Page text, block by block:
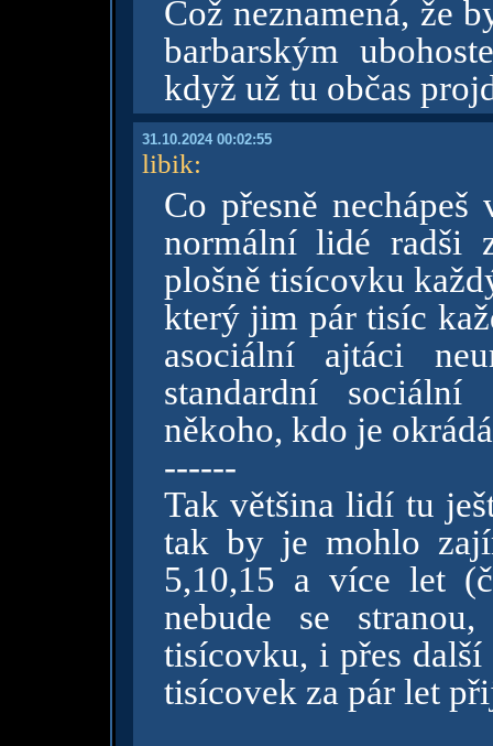
Což neznamená, že
barbarským
když už tu občas
31.10.2024 00:02:55
libik:
Co přesně
normální lidé radši
plošně tisícovku
který jim pár tisíc
asociální ajtáci
standardní
někoho, kdo je
------
Tak většina lidí tu
tak by je mohlo
5,10,15 a více let
nebude se
tisícovku, i přes
tisícovek za pár let